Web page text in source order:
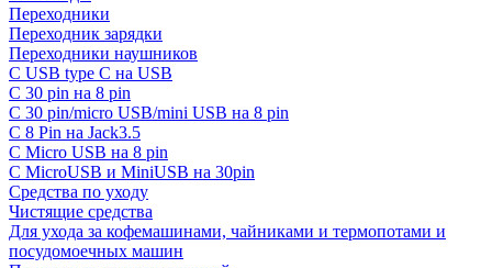
Переходники
Переходник зарядки
Переходники наушников
С USB type C на USB
С 30 pin на 8 pin
С 30 pin/micro USB/mini USB на 8 pin
С 8 Pin на Jack3.5
С Micro USB на 8 pin
С MicroUSB и MiniUSB на 30pin
Средства по уходу
Чистящие средства
Для ухода за кофемашинами, чайниками и термопотами и
посудомоечных машин